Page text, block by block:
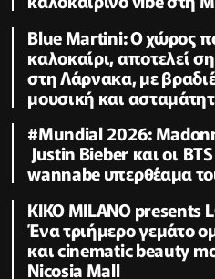
Blue Martini: Ο χώρος
καλοκαίρι, αποτελεί
στη Λάρνακα, με
μουσική και
#Μundial 2026:
Justin Bieber και οι
wannabe υπερθέαμα
KIKO MILANO presents
Ένα τριήμερο γεμάτο
και cinematic beauty
Nicosia Mall